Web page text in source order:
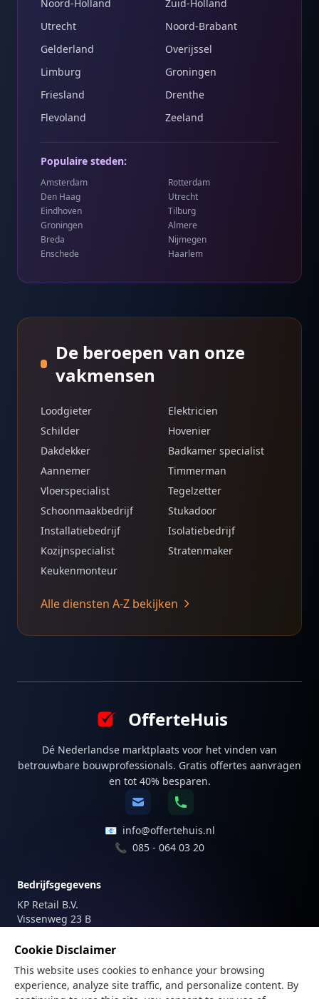
Noord-Holland
Zuid-Holland
Utrecht
Noord-Brabant
Gelderland
Overijssel
Limburg
Groningen
Friesland
Drenthe
Flevoland
Zeeland
Populaire steden:
Amsterdam
Rotterdam
Den Haag
Utrecht
Eindhoven
Tilburg
Groningen
Almere
Breda
Nijmegen
Enschede
Haarlem
De beroepen van onze
vakmensen
Loodgieter
Elektricien
Schilder
Hovenier
Dakdekker
Badkamer specialist
Aannemer
Timmerman
Vloerspecialist
Tegelzetter
Schoonmaakbedrijf
Stukadoor
Installatiebedrijf
Isolatiebedrijf
Kozijnspecialist
Stratenmaker
Keukenmonteur
Alle diensten A-Z bekijken
OfferteHuis
Dé Nederlandse marktplaats voor het vinden van
betrouwbare bouwprofessionals. Gratis offertes aanvragen
en tot 40% besparen.
📧 info@offertehuis.nl
📞 085 - 064 03 20
Bedrijfsgegevens
KP Retail B.V.
Vissenweg 23 B
Nederland
Registraties
Cookie Disclaimer
This website uses cookies to enhance your browsing
experience, analyze site traffic, and personalize content. By